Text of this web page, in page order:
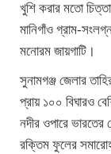
খুশি করার মতো
মানিগাঁও গ্রাম-সংলগ্ন
মনোরম জায়গাটি।
সুনামগঞ্জ জেলার
প্রায় ১০০ বিঘারও
নদীর ওপারে ভারতের
রক্তিম ফুলের